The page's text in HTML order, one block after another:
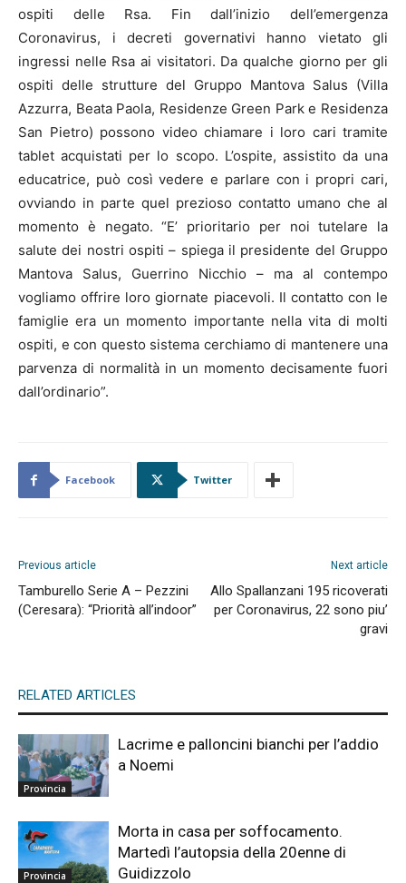
ospiti delle Rsa. Fin dall’inizio dell’emergenza
Coronavirus, i decreti governativi hanno vietato gli
ingressi nelle Rsa ai visitatori. Da qualche giorno per gli
ospiti delle strutture del Gruppo Mantova Salus (Villa
Azzurra, Beata Paola, Residenze Green Park e Residenza
San Pietro) possono video chiamare i loro cari tramite
tablet acquistati per lo scopo. L’ospite, assistito da una
educatrice, può così vedere e parlare con i propri cari,
ovviando in parte quel prezioso contatto umano che al
momento è negato. “E’ prioritario per noi tutelare la
salute dei nostri ospiti – spiega il presidente del Gruppo
Mantova Salus, Guerrino Nicchio – ma al contempo
vogliamo offrire loro giornate piacevoli. Il contatto con le
famiglie era un momento importante nella vita di molti
ospiti, e con questo sistema cerchiamo di mantenere una
parvenza di normalità in un momento decisamente fuori
dall’ordinario”. ​
Facebook Twitter
Previous article
Tamburello Serie A – Pezzini
(Ceresara): “Priorità all’indoor”
Next article
Allo Spallanzani 195 ricoverati
per Coronavirus, 22 sono piu’
gravi
RELATED ARTICLES
Provincia
Lacrime e palloncini bianchi per l’addio
a Noemi
Provincia
Morta in casa per soffocamento.
Martedì l’autopsia della 20enne di
Guidizzolo